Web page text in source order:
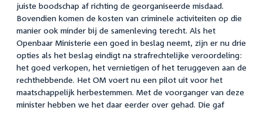
juiste boodschap af richting de georganiseerde misdaad.
Bovendien komen de kosten van criminele activiteiten op die
manier ook minder bij de samenleving terecht. Als het
Openbaar Ministerie een goed in beslag neemt, zijn er nu drie
opties als het beslag eindigt na strafrechtelijke veroordeling:
het goed verkopen, het vernietigen of het teruggeven aan de
rechthebbende. Het OM voert nu een pilot uit voor het
maatschappelijk herbestemmen. Met de voorganger van deze
minister hebben we het daar eerder over gehad. Die gaf